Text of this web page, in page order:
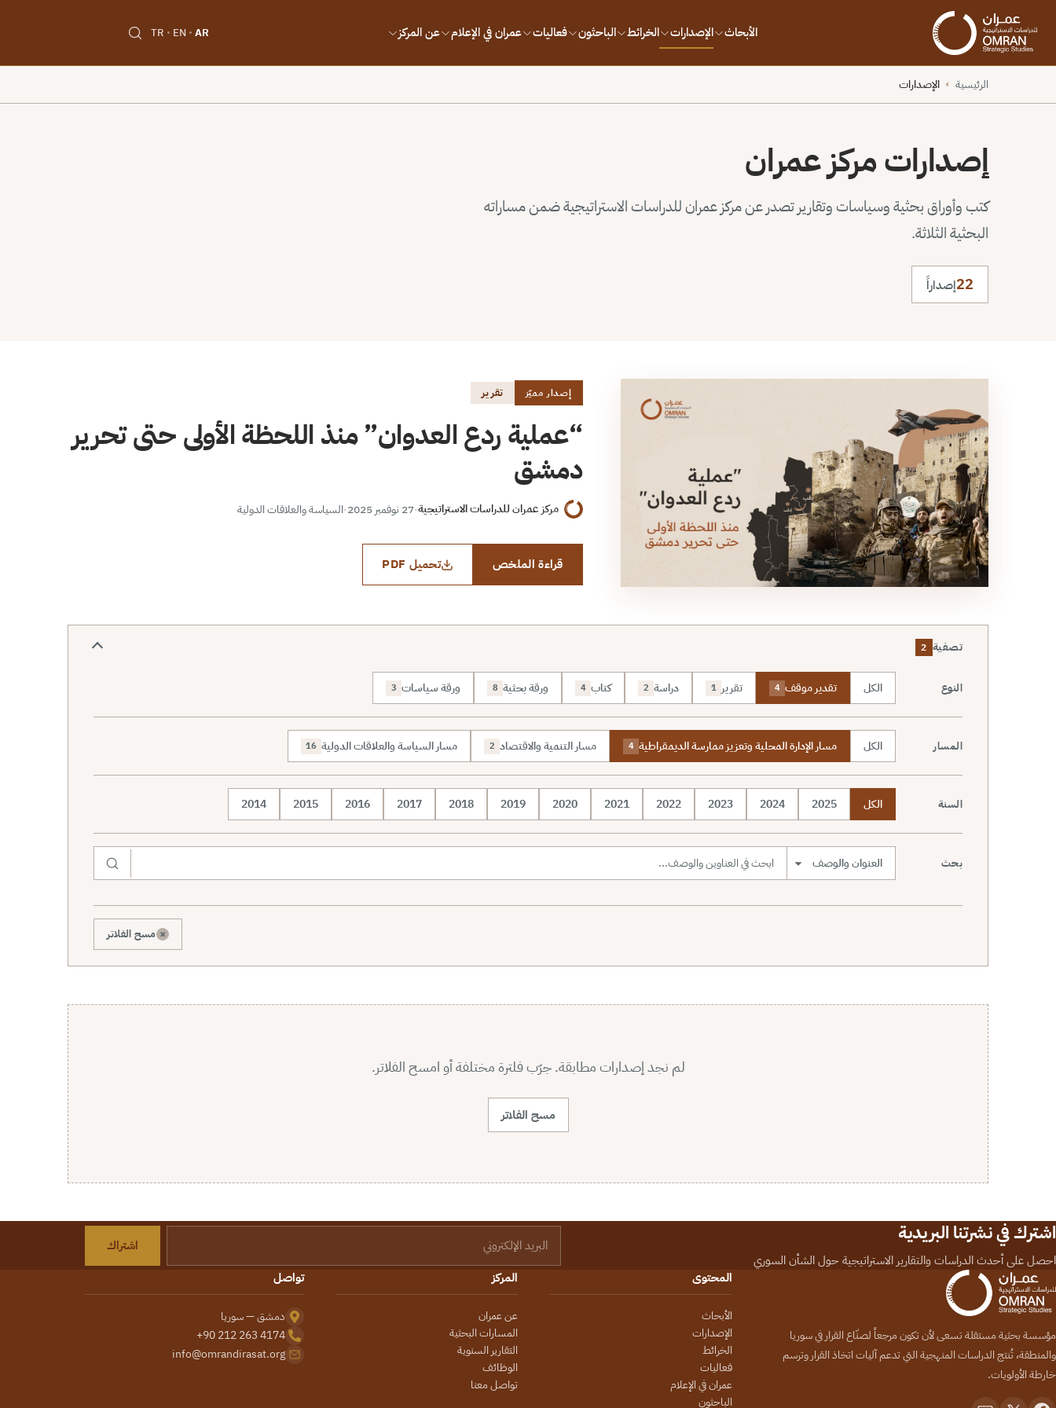
الأبحاث الإصدارات الخرائط الباحثون فعاليات عمران في الإعلام عن المركز AR
EN
TR
الرئيسية › الإصدارات
إصدارات مركز عمران
كتب وأوراق بحثية وسياسات وتقارير تصدر عن مركز عمران للدراسات الاستراتيجية ضمن مساراته
البحثية الثلاثة.
22إصداراً
إصدار مميّز تقرير
“عملية ردع العدوان” منذ اللحظة الأولى حتى تحرير
دمشق
مركز عمران للدراسات الاستراتيجية·27 نوفمبر 2025 ·السياسة والعلاقات الدولية
قراءة الملخص تحميل PDF
تصفية 2
النوع الكل تقدير موقف 4 تقرير 1 دراسة 2 كتاب 4 ورقة بحثية 8 ورقة سياسات 3
المسار الكل مسار الإدارة المحلية وتعزيز ممارسة الديمقراطية 4 مسار التنمية والاقتصاد 2 مسار السياسة والعلاقات الدولية 16
السنة الكل 2025
2024
2023
2022
2021
2020
2019
2018
2017
2016
2015
2014
بحث نطاق البحث
× مسح الفلاتر
لم نجد إصدارات مطابقة. جرّب فلترة مختلفة أو امسح الفلاتر.
مسح الفلاتر
اشترك في نشرتنا البريدية
احصل على أحدث الدراسات والتقارير الاستراتيجية حول الشأن السوري
اشتراك
مؤسسة بحثية مستقلة تسعى لأن تكون مرجعاً لصنّاع القرار في سوريا
والمنطقة، تُنتج الدراسات المنهجية التي تدعم آليات اتخاذ القرار وترسم
خارطة الأولويات.
المحتوى
الأبحاث
الإصدارات
الخرائط
فعاليات
عمران في الإعلام
الباحثون
المركز
عن عمران
المسارات البحثية
التقارير السنوية
الوظائف
تواصل معنا
تواصل
دمشق — سوريا
+90 212 263 4174
info@omrandirasat.org